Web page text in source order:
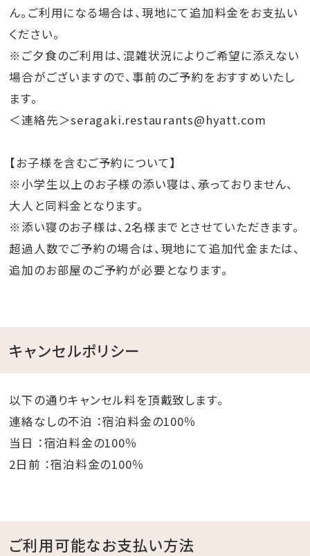
ん。ご利用になる場合は、現地にて追加料金をお支払い
ください。
※ご夕食のご利用は、混雑状況によりご希望に添えない
場合がございますので、事前のご予約をおすすめいたし
ます。
＜連絡先＞seragaki.restaurants@hyatt.com
【お子様を含むご予約について】
※小学生以上のお子様の添い寝は、承っておりません、
大人と同料金となります。
※添い寝のお子様は、2名様までとさせていただきます。
超過人数でご予約の場合は、現地にて追加代金または、
追加のお部屋のご予約が必要となります。
キャンセルポリシー
以下の通りキャンセル料を頂戴致します。
連絡なしの不泊 ：宿泊料金の100％
当日 ：宿泊料金の100％
2日前 ：宿泊料金の100％
ご利用可能なお支払い方法